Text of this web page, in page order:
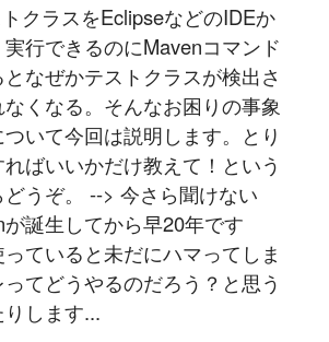
クラスをEclipseなどのIDEか
行できるのにMavenコマンド
なぜかテストクラスが検出さ
くなる。そんなお困りの事象
いて今回は説明します。とり
ばいいかだけ教えて！という
うぞ。 --> 今さら聞けない
誕生してから早20年です
ていると未だにハマってしま
てどうやるのだろう？と思う
します...